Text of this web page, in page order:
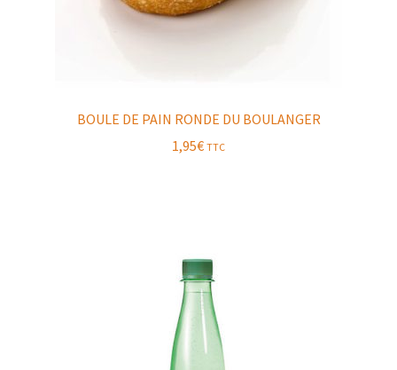
BOULE DE PAIN RONDE DU BOULANGER
1,95€ TTC